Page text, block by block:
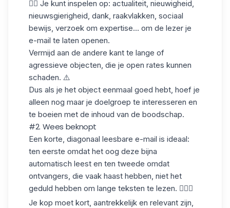
👉🏼 Je kunt inspelen op: actualiteit, nieuwigheid,
nieuwsgierigheid, dank, raakvlakken, sociaal
bewijs, verzoek om expertise... om de lezer je
e-mail te laten openen.
Vermijd aan de andere kant te lange of
agressieve objecten, die je open rates kunnen
schaden. ⚠️
Dus als je het object eenmaal goed hebt, hoef je
alleen nog maar je doelgroep te interesseren en
te boeien met de inhoud van de boodschap.
#2. Wees beknopt
Een korte, diagonaal leesbare e-mail is ideaal:
ten eerste omdat het oog deze bijna
automatisch leest en ten tweede omdat
ontvangers, die vaak haast hebben, niet het
geduld hebben om lange teksten te lezen. 🤷🏻‍♀️
Je kop moet kort, aantrekkelijk en relevant zijn,